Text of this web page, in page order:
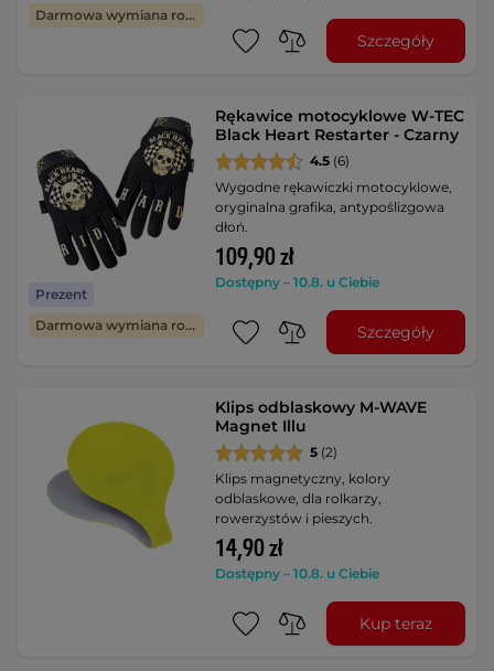
Darmowa wymiana rozmiaru
Szczegóły
Prezent
Darmowa wymiana rozmiaru
Rękawice motocyklowe W-TEC
Black Heart Restarter - Czarny
4.5 (6)
Wygodne rękawiczki motocyklowe,
oryginalna grafika, antypoślizgowa
dłoń.
109,90 zł
Dostępny – 10.8. u Ciebie
Szczegóły
Klips odblaskowy M-WAVE
Magnet Illu
5 (2)
Klips magnetyczny, kolory
odblaskowe, dla rolkarzy,
rowerzystów i pieszych.
14,90 zł
Dostępny – 10.8. u Ciebie
Kup teraz